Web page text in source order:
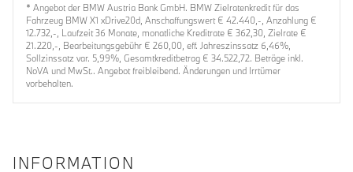
* Angebot der BMW Austria Bank GmbH. BMW Zielratenkredit für das
Fahrzeug BMW X1 xDrive20d, Anschaffungswert € 42.440,-, Anzahlung €
12.732,-, Laufzeit 36 Monate, monatliche Kreditrate € 362,30, Zielrate €
21.220,-, Bearbeitungsgebühr € 260,00, eff. Jahreszinssatz 6,46%,
Sollzinssatz var. 5,99%, Gesamtkreditbetrag € 34.522,72. Beträge inkl.
NoVA und MwSt.. Angebot freibleibend. Änderungen und Irrtümer
vorbehalten.
INFORMATION